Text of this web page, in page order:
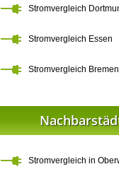
Stromvergleich
Stromvergleich Essen
Stromvergleich Bremen
Stromvergleich in